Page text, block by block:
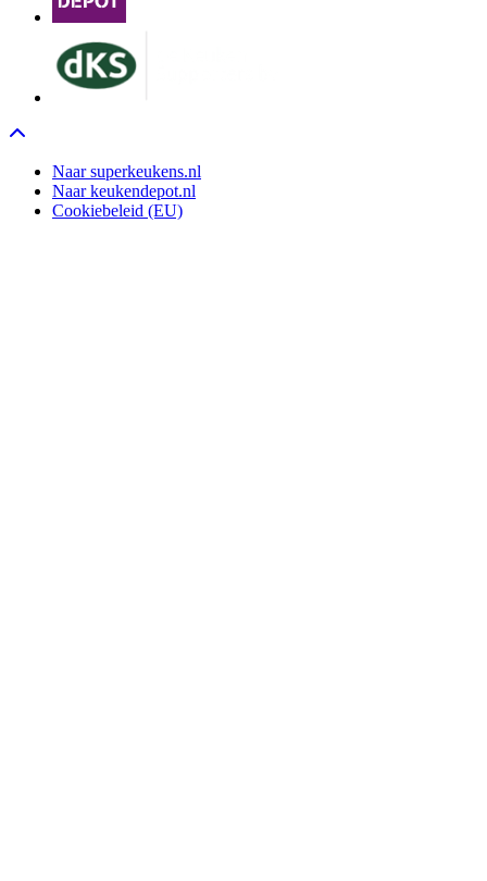
Naar superkeukens.nl
Naar keukendepot.nl
Cookiebeleid (EU)